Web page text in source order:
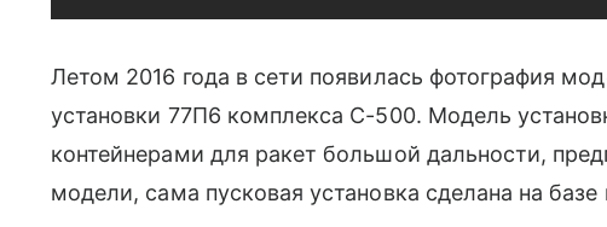
Летом 2016 года в сети появилась фотография
установки 77П6 комплекса С-500. Модель
контейнерами для ракет большой дальности,
модели, сама пусковая установка сделана на